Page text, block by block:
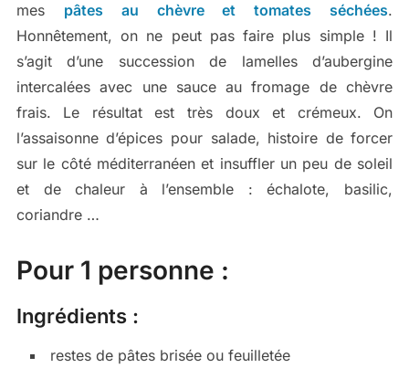
mes pâtes au chèvre et tomates séchées.
Honnêtement, on ne peut pas faire plus simple ! Il
s’agit d’une succession de lamelles d’aubergine
intercalées avec une sauce au fromage de chèvre
frais. Le résultat est très doux et crémeux. On
l’assaisonne d’épices pour salade, histoire de forcer
sur le côté méditerranéen et insuffler un peu de soleil
et de chaleur à l’ensemble : échalote, basilic,
coriandre …
Pour 1 personne :
Ingrédients :
restes de pâtes brisée ou feuilletée